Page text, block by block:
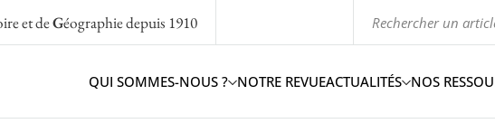
et deGéographiedepuis 1910
QUI SOMMES-NOUS ? NOTRE REVUEACTUALITÉS NOS